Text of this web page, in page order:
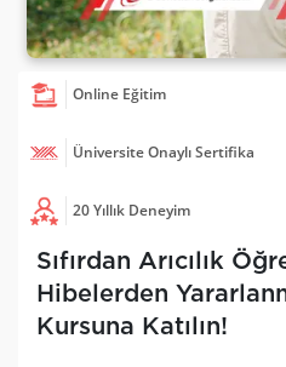
20 Yıllık Deneyim
Üniversite Onaylı Sertifika
Online Eğitim
Sıfırdan Arıcılık
Hibelerden
Kursuna Katılın!